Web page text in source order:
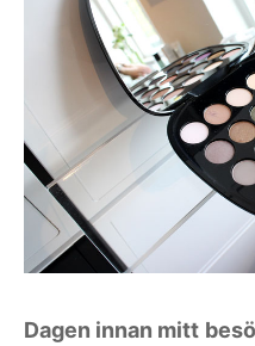
Dagen innan mitt